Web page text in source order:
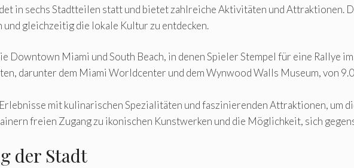
in sechs Stadtteilen statt und bietet zahlreiche Aktivitäten und Attraktionen.
gleichzeitig die lokale Kultur zu entdecken.
Miami und South Beach, in denen Spieler Stempel für eine Rallye
darunter dem Miami Worldcenter und dem Wynwood Walls Museum, von
mit kulinarischen Spezialitäten und faszinierenden Attraktionen, um
freien Zugang zu ikonischen Kunstwerken und die Möglichkeit, sich
der Stadt